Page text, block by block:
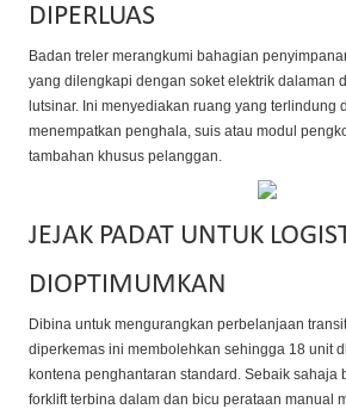
DIPERLUAS
Badan treler merangkumi bahagian
yang dilengkapi dengan soket elektrik dalaman
lutsinar. Ini menyediakan ruang yang terlindung
menempatkan penghala, suis atau modul
tambahan khusus pelanggan.
JEJAK PADAT UNTUK
DIOPTIMUMKAN
Dibina untuk mengurangkan perbelanjaan
diperkemas ini membolehkan sehingga 18 unit
kontena penghantaran standard. Sebaik sahaja
forklift terbina dalam dan bicu perataan manual